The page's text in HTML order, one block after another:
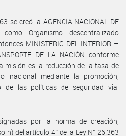
se creó la AGENCIA NACIONAL DE
como Organismo descentralizado
MINISTERIO DEL INTERIOR –
DE LA NACIÓN conforme
misión es la reducción de la tasa de
nacional mediante la promoción,
de las políticas de seguridad vial
por la norma de creación,
n) del artículo 4° de la Ley N° 26.363